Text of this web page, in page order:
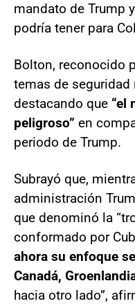
mandato de Trump
podría tener para
Bolton, reconocido
temas de
destacando que “el
peligroso” en
periodo de Trump.
Subrayó que,
administración
que denominó la
conformado por
ahora su enfoque
Canadá,
hacia otro lado”,